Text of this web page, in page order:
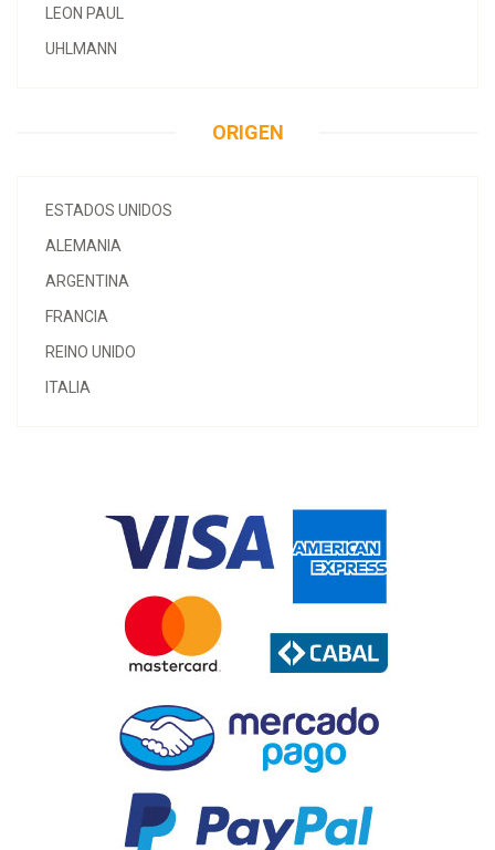
LEON PAUL
UHLMANN
ORIGEN
ESTADOS UNIDOS
ALEMANIA
ARGENTINA
FRANCIA
REINO UNIDO
ITALIA